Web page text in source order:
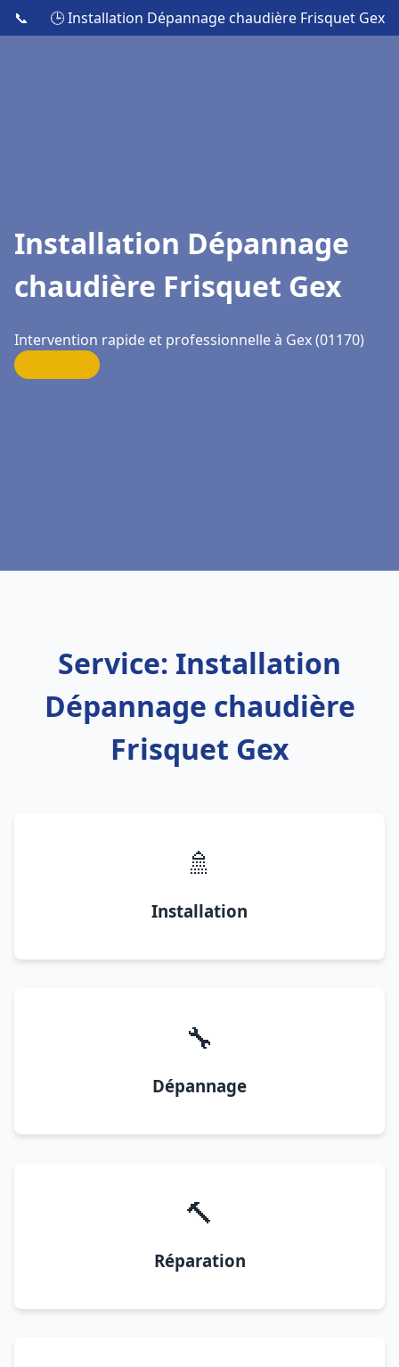
📞 🕒 Installation Dépannage chaudière Frisquet Gex
Installation Dépannage
chaudière Frisquet Gex
Intervention rapide et professionnelle à Gex (01170)
Service: Installation
Dépannage chaudière
Frisquet Gex
🚿
Installation
🔧
Dépannage
🔨
Réparation